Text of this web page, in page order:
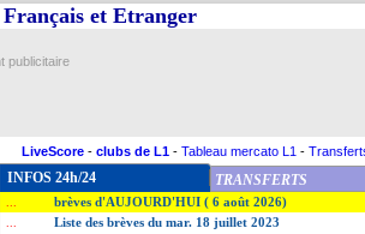
et Etranger
publicitaire
LiveScore - clubs de L1 - Tableau mercato L1 -
INFOS 24h/24 TRANSFERTS
brèves d'AUJOURD'HUI ( 6 août 2026)
Liste des brèves du mar. 18 juillet 2023